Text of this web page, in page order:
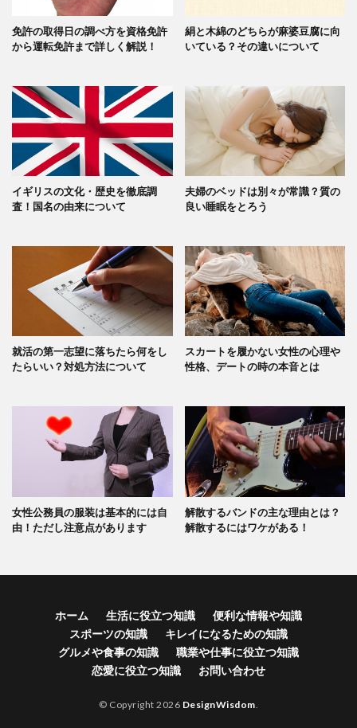
免許の取得日の調べ方を資格免許
から運転免許まで詳しく解説！
絹と木綿のどちらが麻婆豆腐に向
いている？その違いについて
イギリスの文化・歴史を徹底調
査！国名の由来について
夫婦のベッドは別々が常識？質の
良い睡眠をとろう
就活の第一志望に落ちたら何をし
たらいい？対処方法について
スカートを履かない女性の心理や
性格、デートの時の本音とは
女性公務員の服装は基本的には自
由！ただし注意点があります
解散するバンドの主な理由とは？
解散するにはワケがある！
ホーム 生活に役立つ知識
便利な情報や知識
スポーツの知識
キレイになるための知識
グルメや食事の知識
職業や仕事に役立つ知識
恋愛に役立つ知識
お問い合わせ
© Copyright 2026 DesignWisdom